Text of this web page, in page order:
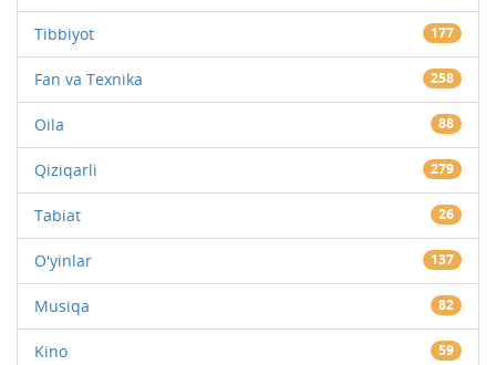
Tibbiyot 177
Fan va Texnika 258
Oila 88
Qiziqarli 279
Tabiat 26
O'yinlar 137
Musiqa 82
Kino 59